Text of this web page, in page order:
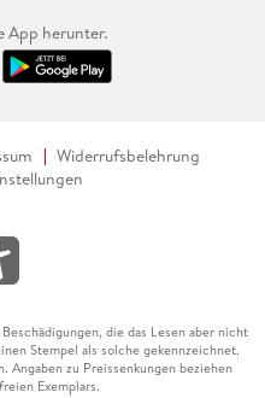
App herunter.
Widerrufsbelehrung
die das Lesen aber nicht
Stempel als solche gekennzeichnet.
zu Preissenkungen beziehen
Exemplars.